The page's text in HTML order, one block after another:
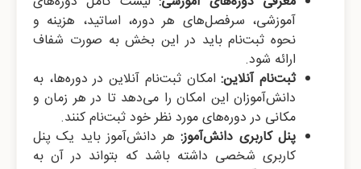
آموزشی، سرفصل‌های هر دوره، اساتید، هزینه و
نحوه ثبت‌نام باید در این بخش به صورت شفاف
ارائه شود.
ثبت‌نام آنلاین:امکان ثبت‌نام آنلاین در دوره‌ها، به
دانش‌آموزان این امکان را می‌دهد تا در هر زمان و
مکانی در دوره‌های مورد نظر خود ثبت‌نام کنند.
پنل کاربری دانش‌آموز:هر دانش‌آموز باید یک پنل
کاربری شخصی داشته باشد که بتواند در آن به